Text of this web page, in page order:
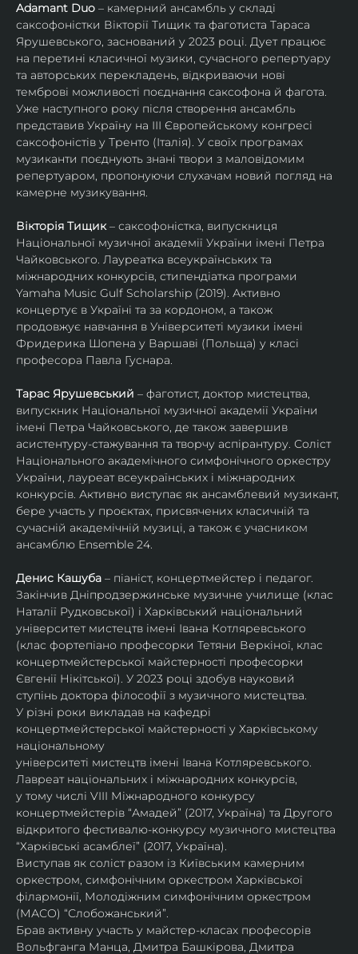
Adamant Duo – камерний ансамбль у складі
саксофоністки Вікторії Тищик та фаготиста Тараса
Ярушевського, заснований у 2023 році. Дует працює
на перетині класичної музики, сучасного репертуару
та авторських перекладень, відкриваючи нові
темброві можливості поєднання саксофона й фагота.
Уже наступного року після створення ансамбль
представив Україну на ІІІ Європейському конгресі
саксофоністів у Тренто (Італія). У своїх програмах
музиканти поєднують знані твори з маловідомим
репертуаром, пропонуючи слухачам новий погляд на
камерне музикування.
Вікторія Тищик – саксофоністка, випускниця
Національної музичної академії України імені Петра
Чайковського. Лауреатка всеукраїнських та
міжнародних конкурсів, стипендіатка програми
Yamaha Music Gulf Scholarship (2019). Активно
концертує в Україні та за кордоном, а також
продовжує навчання в Університеті музики імені
Фридерика Шопена у Варшаві (Польща) у класі
професора Павла Гуснара.
Тарас Ярушевський – фаготист, доктор мистецтва,
випускник Національної музичної академії України
імені Петра Чайковського, де також завершив
асистентуру-стажування та творчу аспірантуру. Соліст
Національного академічного симфонічного оркестру
України, лауреат всеукраїнських і міжнародних
конкурсів. Активно виступає як ансамблевий музикант,
бере участь у проєктах, присвячених класичній та
сучасній академічній музиці, а також є учасником
ансамблю Ensemble 24.
Денис Кашуба – піаніст, концертмейстер і педагог.
Закінчив Дніпродзержинське музичне училище (клас
Наталії Рудковської) і Харківський національний
університет мистецтв імені Івана Котляревського
(клас фортепіано професорки Тетяни Веркіної, клас
концертмейстерської майстерності професорки
Євгенії Нікітської). У 2023 році здобув науковий
ступінь доктора філософії з музичного мистецтва.
У різні роки викладав на кафедрі
концертмейстерської майстерності у Харківському
національному
університеті мистецтв імені Івана Котляревського.
Лавреат національних і міжнародних конкурсів,
у тому числі VIII Міжнародного конкурсу
концертмейстерів “Амадей” (2017, Україна) та Другого
відкритого фестивалю-конкурсу музичного мистецтва
“Харківські асамблеї” (2017, Україна).
Виступав як соліст разом із Київським камерним
оркестром, симфонічним оркестром Харківської
філармонії, Молодіжним симфонічним оркестром
(МАСО) “Слобожанський”.
Брав активну участь у майстер-класах професорів
Вольфганга Манца, Дмитра Башкірова, Дмитра